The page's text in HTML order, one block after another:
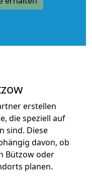
erstellen
die speziell auf
sind. Diese
davon, ob
Bützow oder
planen.